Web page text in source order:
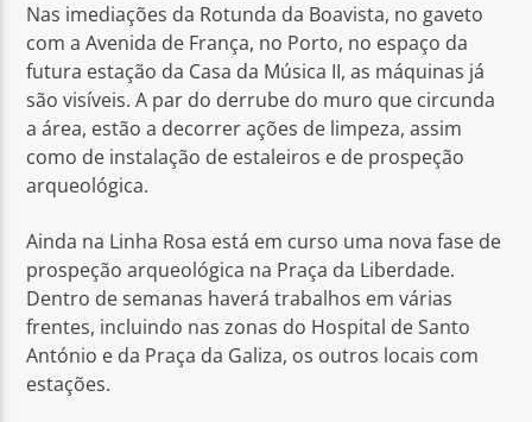
Nas imediações da Rotunda da Boavista, no gaveto
com a Avenida de França, no Porto, no espaço da
futura estação da Casa da Música II, as máquinas já
são visíveis. A par do derrube do muro que circunda
a área, estão a decorrer ações de limpeza, assim
como de instalação de estaleiros e de prospeção
arqueológica.
Ainda na Linha Rosa está em curso uma nova fase de
prospeção arqueológica na Praça da Liberdade.
Dentro de semanas haverá trabalhos em várias
frentes, incluindo nas zonas do Hospital de Santo
António e da Praça da Galiza, os outros locais com
estações.